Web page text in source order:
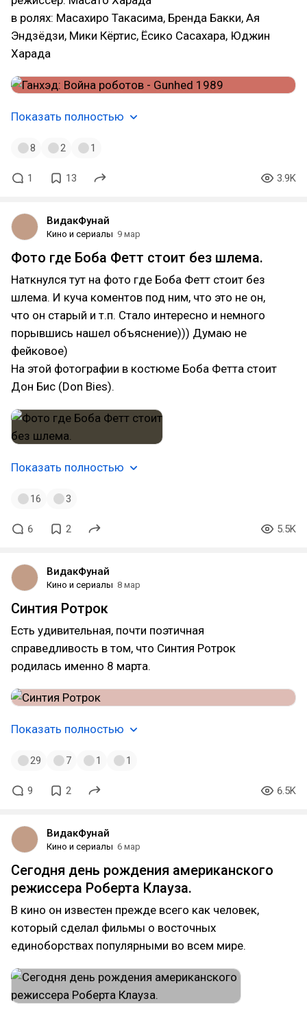
в ролях: Масахиро Такасима, Бренда Бакки, Ая
Эндзёдзи, Мики Кёртис, Ёсико Сасахара, Юджин
Харада
Показать полностью
8 2 1
1 13 3.9K
ВидакФунай
Кино и сериалы 9 мар
Фото где Боба Фетт стоит без шлема.
Наткнулся тут на фото где Боба Фетт стоит без
шлема. И куча коментов под ним, что это не он,
что он старый и т.п. Стало интересно и немного
порывшись нашел объяснение))) Думаю не
фейковое)
На этой фотографии в костюме Боба Фетта стоит
Дон Бис (Don Bies).
Показать полностью
16 3
6 2 5.5K
ВидакФунай
Кино и сериалы 8 мар
Синтия Ротрок
Есть удивительная, почти поэтичная
справедливость в том, что Синтия Ротрок
родилась именно 8 марта.
Показать полностью
29 7 1 1
9 2 6.5K
ВидакФунай
Кино и сериалы 6 мар
Сегодня день рождения американского
режиссера Роберта Клауза.
В кино он известен прежде всего как человек,
который сделал фильмы о восточных
единоборствах популярными во всем мире.